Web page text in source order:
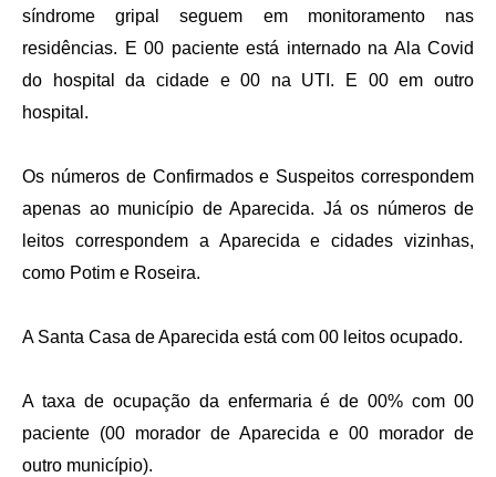
Notícias
Contato
síndrome gripal seguem em monitoramento nas
residências. E 00 paciente está internado na Ala Covid
do hospital da cidade e 00 na UTI. E 00 em outro
hospital.
Os números de Confirmados e Suspeitos correspondem
apenas ao município de Aparecida. Já os números de
leitos correspondem a Aparecida e cidades vizinhas,
como Potim e Roseira.
A Santa Casa de Aparecida está com 00 leitos ocupado.
A taxa de ocupação da enfermaria é de 00% com 00
paciente (00 morador de Aparecida e 00 morador de
outro município).